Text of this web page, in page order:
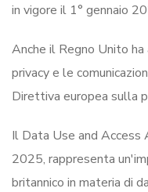
in vigore il 1° gennaio
Anche il Regno Unito
privacy e le
Direttiva europea sulla
Il Data Use and
2025, rappresenta
britannico in materia di